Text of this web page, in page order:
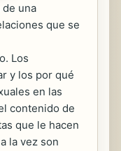
de una
que se
Los
y los por qué
en las
contenido de
que le hacen
la vez son